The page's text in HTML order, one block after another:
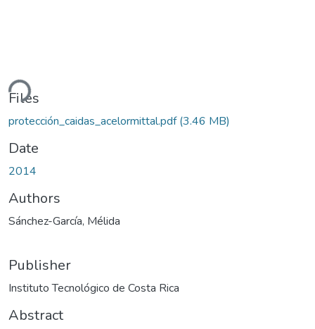
Files
protección_caidas_acelormittal.pdf(3.46 MB)
Date
2014
Authors
Sánchez-García, Mélida
Publisher
Instituto Tecnológico de Costa Rica
Abstract